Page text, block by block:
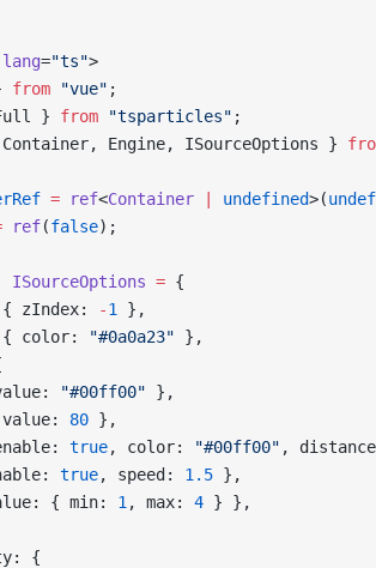
lang="ts">
from "vue" ;
} from "tsparticles" ;
Engine, ISourceOptions }
= ref<Container undefined>(
ref(false);
ISourceOptions = {
zIndex:
-1
},
color:
"#0a0a23" },
"#00ff00" },
80 },
true, color: "#00ff00" ,
true, speed: 1.5 },
{ min:
1 , max: 4 } },
{